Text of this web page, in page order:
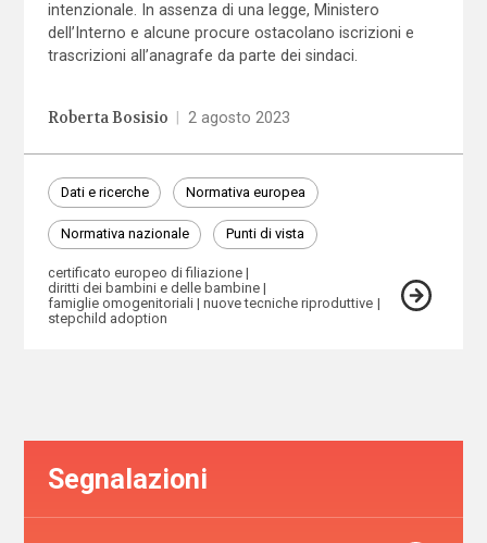
intenzionale. In assenza di una legge, Ministero
dell’Interno e alcune procure ostacolano iscrizioni e
trascrizioni all’anagrafe da parte dei sindaci.
Roberta Bosisio 2 agosto 2023
Dati e ricerche Normativa europea
Normativa nazionale Punti di vista
certificato europeo di filiazione
diritti dei bambini e delle bambine
famiglie omogenitoriali
nuove tecniche riproduttive
stepchild adoption
Segnalazioni